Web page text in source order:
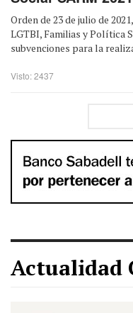
Orden de 23 de julio de
LGTBI, Familias y Política
subvenciones para la
Visto: 2437
Actualidad